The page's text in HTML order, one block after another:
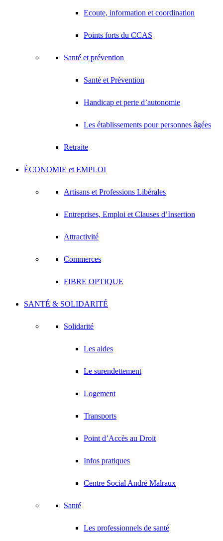
Ecoute, information et coordination
Points forts du CCAS
Santé et prévention
Santé et Prévention
Handicap et perte d’autonomie
Les établissements pour personnes âgées
Retraite
ÉCONOMIE et EMPLOI
Artisans et Professions Libérales
Entreprises, Emploi et Clauses d’Insertion
Attractivité
Commerces
FIBRE OPTIQUE
SANTÉ & SOLIDARITÉ
Solidarité
Les aides
Le surendettement
Logement
Transports
Point d’Accès au Droit
Infos pratiques
Centre Social André Malraux
Santé
Les professionnels de santé